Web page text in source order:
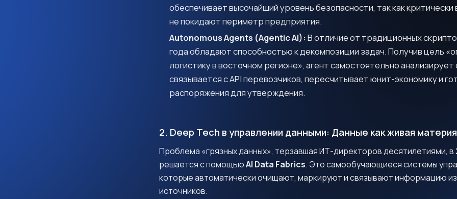
обеспечивает высочайший уровень безопасности, так как
не покидают периметр предприятия.
Autonomous Agents (Agentic AI):В отличие от традиционных
года обладают способностью к декомпозиции задач. Получив цель
логистику в восточном регионе», агент самостоятельно анализирует
связывается с API перевозчиков, пересчитывает юнит-экономику и
распоряжения для утверждения.
2. Deep Tech в управлении данными: Данные как живая материя
Проблема «грязных данных», терзавшая ИТ-директоров десятилетиями, в
решается с помощьюAI Data Fabrics. Это самообучающиеся системы
которые автоматически очищают, маркируют и связывают информацию
источников.